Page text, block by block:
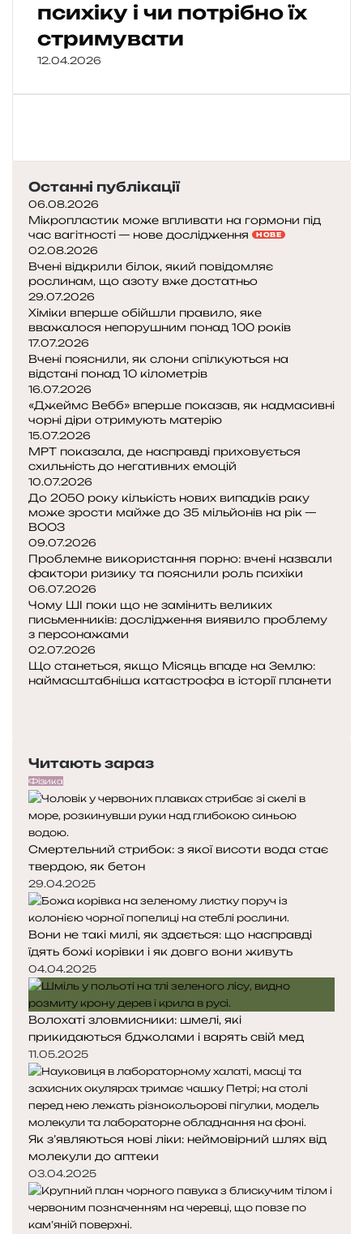
психіку і чи потрібно їх
стримувати
12.04.2026
Останні публікації
06.08.2026
Мікропластик може впливати на гормони під
час вагітності — нове дослідження
НОВЕ
02.08.2026
Вчені відкрили білок, який повідомляє
рослинам, що азоту вже достатньо
29.07.2026
Хіміки вперше обійшли правило, яке
вважалося непорушним понад 100 років
17.07.2026
Вчені пояснили, як слони спілкуються на
відстані понад 10 кілометрів
16.07.2026
«Джеймс Вебб» вперше показав, як надмасивні
чорні діри отримують матерію
15.07.2026
МРТ показала, де насправді приховується
схильність до негативних емоцій
10.07.2026
До 2050 року кількість нових випадків раку
може зрости майже до 35 мільйонів на рік —
ВООЗ
09.07.2026
Проблемне використання порно: вчені назвали
фактори ризику та пояснили роль психіки
06.07.2026
Чому ШІ поки що не замінить великих
письменників: дослідження виявило проблему
з персонажами
02.07.2026
Що станеться, якщо Місяць впаде на Землю:
наймасштабніша катастрофа в історії планети
Читають зараз
Фізика
Смертельний стрибок: з якої висоти вода стає
твердою, як бетон
29.04.2025
Вони не такі милі, як здається: що насправді
їдять божі корівки і як довго вони живуть
04.04.2025
Волохаті зловмисники: шмелі, які
прикидаються бджолами і варять свій мед
11.05.2025
Як з’являються нові ліки: неймовірний шлях від
молекули до аптеки
03.04.2025